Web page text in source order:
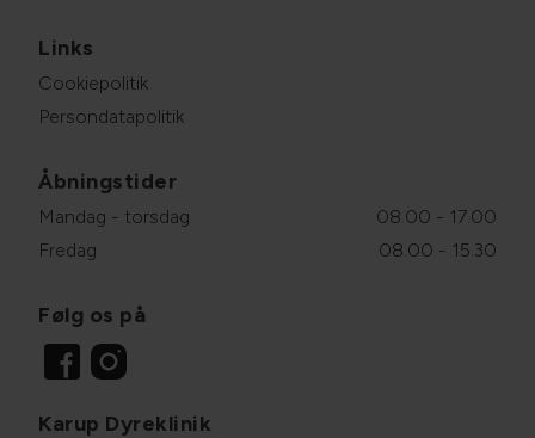
Links
Cookiepolitik
Persondatapolitik
Åbningstider
Mandag - torsdag
08.00 - 17.00
Fredag
08.00 - 15.30
Følg os på
Karup Dyreklinik